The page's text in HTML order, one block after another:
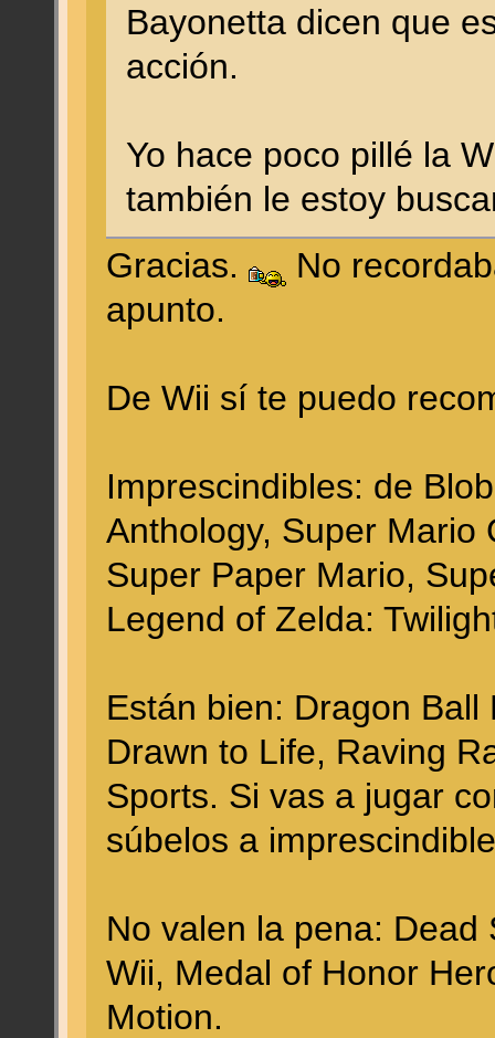
Bayonetta dicen que
acción.
Yo hace poco pillé la
también le estoy
Gracias.
No
apunto.
De Wii sí te puedo
Imprescindibles: de
Anthology, Super Mario
Super Paper Mario,
Legend of Zelda:
Están bien: Dragon
Drawn to Life, Raving
Sports. Si vas a jugar
súbelos a
No valen la pena:
Wii, Medal of Honor
Motion.